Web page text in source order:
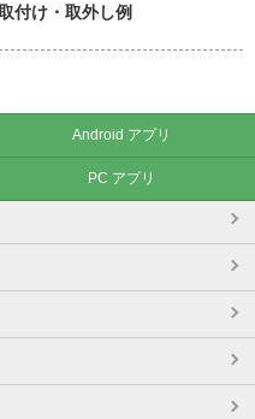
付け・取外し例
Android アプリ
PC アプリ